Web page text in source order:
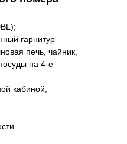
гарнитур
печь, чайник,
на 4-е
кабиной,